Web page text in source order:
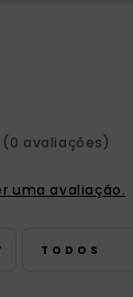
(0 avaliações)
uma avaliação.
TODOS